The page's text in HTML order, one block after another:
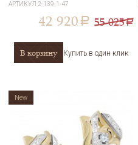
АРТИКУЛ 2-139-1-47
42 920 a 55 025a
В корзину Купить в один клик
New